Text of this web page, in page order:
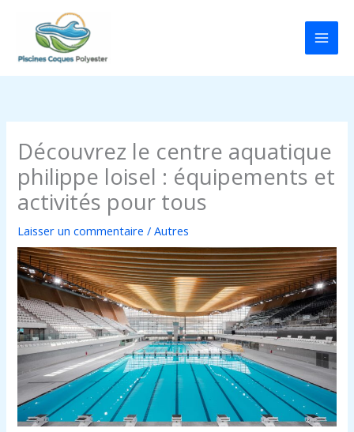
contenu
Découvrez le centre aquatique
philippe loisel : équipements et
activités pour tous
Laisser un commentaire /Autres